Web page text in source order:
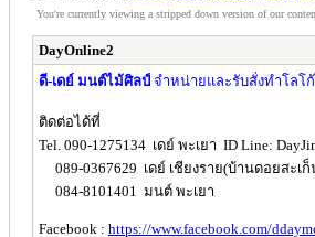
You're currently viewing a stripped down version of our
DayOnline2
ดี-เดย์ มนต์ไม้ศิลป์ จำหน่ายและรับสั่งทำโลโ
ติดต่อได้ที่
Tel. 090-1275134 เดย์ พะเยา ID Line:
089-0367629 เดย์ เชียงราย(บ้านดอยสะเก็
084-8101401 มนต์ พะเยา
Facebook : https://www.facebook.com/